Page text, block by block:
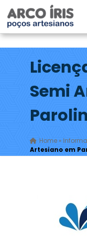
Semi
Home»
Artesiano em